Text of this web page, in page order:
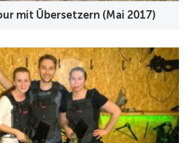
mit Übersetzern (Mai 2017)